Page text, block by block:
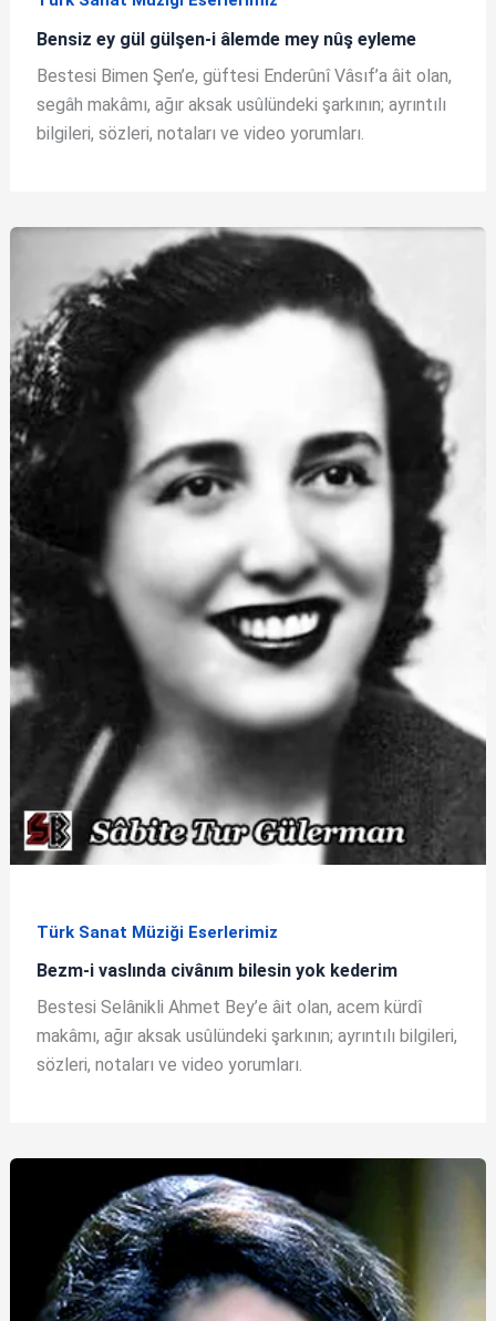
Bensiz ey gül gülşen-i âlemde mey nûş eyleme
Bestesi Bimen Şen’e, güftesi Enderûnî Vâsıf’a âit olan,
segâh makâmı, ağır aksak usûlündeki şarkının; ayrıntılı
bilgileri, sözleri, notaları ve video yorumları.
Türk Sanat Müziği Eserlerimiz
Bezm-i vaslında civânım bilesin yok kederim
Bestesi Selânikli Ahmet Bey’e âit olan, acem kürdî
makâmı, ağır aksak usûlündeki şarkının; ayrıntılı bilgileri,
sözleri, notaları ve video yorumları.